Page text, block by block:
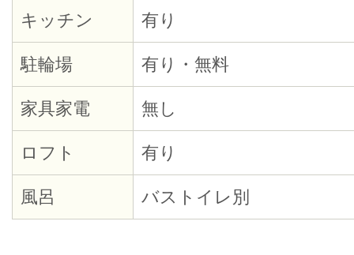
キッチン 有り
駐輪場 有り・無料
家具家電 無し
ロフト 有り
風呂 バストイレ別